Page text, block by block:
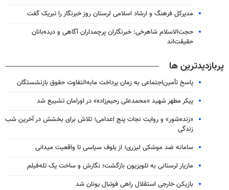
مدیرکل فرهنگ و ارشاد اسلامی لرستان روز خبرنگار را تبریک گفت
حجت‌الاسلام شاهرخی: خبرنگاران پرچمداران آگاهی و دیده‌بانان
حقیقت‌اند
پربازدیدترین ها
پاسخ تأمین‌اجتماعی به زمان پرداخت مابه‌التفاوت حقوق بازنشستگان
پیکر مطهر شهید «محمدعلی رحیم‌زاده» در اورامان تشییع شد
«زنده‌شور» و روایت نجات پنج اعدامی؛ تلاش برای بخشش در آخرین شب
زندگی
سامانه ضد موشکی لیزری؛ از بلوف سیاسی تا واقعیت میدانی
مازیار لرستانی به تلویزیون بازگشت؛ نگارش و ساخت یک تله‌فیلم
بازیکن خارجی استقلال راهی فوتبال یونان شد